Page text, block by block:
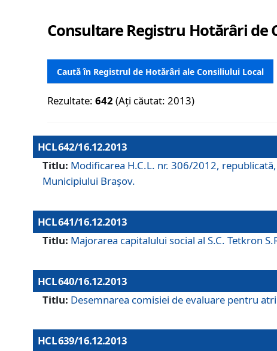
Consultare Registru Hotărâri de
Caută în Registrul de Hotărâri ale Consiliului Local
Rezultate:642 (Ați căutat: 2013)
HCL 642/16.12.2013
Titlu: Modificarea H.C.L. nr. 306/2012,
Municipiului Braşov.
HCL 641/16.12.2013
Titlu: Majorarea capitalului social al S.C. Tetkron
HCL 640/16.12.2013
Titlu: Desemnarea comisiei de evaluare pentru
HCL 639/16.12.2013